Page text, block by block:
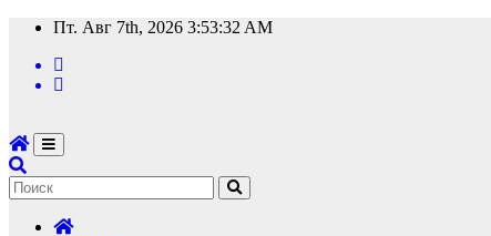
Перейти
содержимому
Пт. Авг 7th, 2026 3:53:33 AM